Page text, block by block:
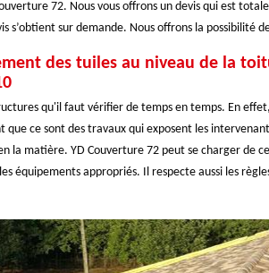
72. Nous vous offrons un devis qui est
s’obtient sur demande. Nous offrons la possibilité
des tuiles au niveau de la
qu'il faut vérifier de temps en temps. En
ce sont des travaux qui exposent les
la matière. YD Couverture 72 peut se charger de
équipements appropriés. Il respecte aussi les